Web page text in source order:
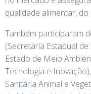
qualidade alimentar,
Também participaram
(Secretaria Estadual
Estado de Meio
Tecnologia e
Sanitária Animal e